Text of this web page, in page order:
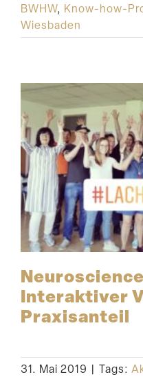
BWHW, Know-how-
Wiesbaden
Inter­ak­tiver
Praxisanteil
31. Mai 2019 | Tags: